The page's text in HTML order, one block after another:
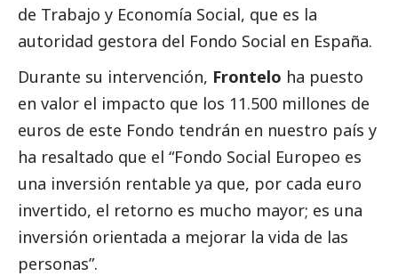
de Trabajo y Economía Social, que es la
autoridad gestora del Fondo Social en España.
Durante su intervención, Frontelo ha puesto
en valor el impacto que los 11.500 millones de
euros de este Fondo tendrán en nuestro país y
ha resaltado que el “Fondo Social Europeo es
una inversión rentable ya que, por cada euro
invertido, el retorno es mucho mayor; es una
inversión orientada a mejorar la vida de las
personas”.